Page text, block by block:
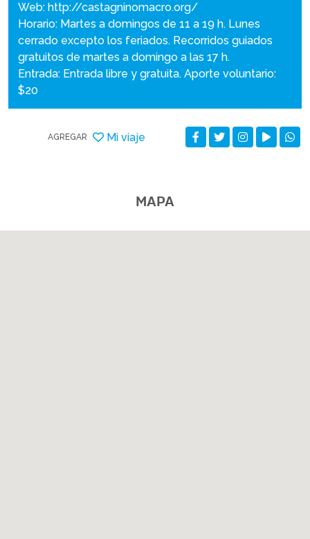
Web: http://castagninomacro.org/
Horario: Martes a domingos de 11 a 19 h. Lunes
cerrado excepto los feriados. Recorridos guiados
gratuitos de martes a domingo a las 17 h.
Entrada: Entrada libre y gratuita. Aporte voluntario:
$20
AGREGAR Mi viaje
MAPA